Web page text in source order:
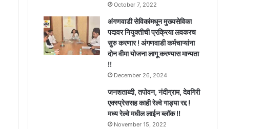
October 7, 2022
अंगणवाडी सेविकांमधून मुख्यसेविका
पदावर नियुक्तीची प्रक्रिया लवकरच
सुरु करणार ! अंगणवाडी कर्मचाऱ्यांना
दोन वीमा योजना लागू करण्यास मान्यता
!!
December 26, 2024
जनशताब्दी, तपोवन, नंदीग्राम, देवगिरी
एक्स्प्रेससह काही रेल्वे गाड्या रद्द !
मध्य रेल्वे मधील लाईन ब्लॉक !!
November 15, 2022